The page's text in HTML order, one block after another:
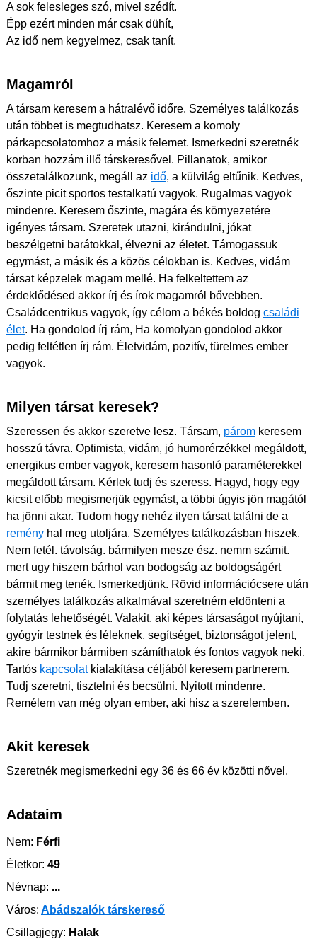
A sok felesleges szó, mivel szédít.
Épp ezért minden már csak dühít,
Az idő nem kegyelmez, csak tanít.
Magamról
A társam keresem a hátralévő időre. Személyes találkozás
után többet is megtudhatsz. Keresem a komoly
párkapcsolatomhoz a másik felemet. Ismerkedni szeretnék
korban hozzám illő társkeresővel. Pillanatok, amikor
összetalálkozunk, megáll az idő, a külvilág eltűnik. Kedves,
őszinte picit sportos testalkatú vagyok. Rugalmas vagyok
mindenre. Keresem őszinte, magára és környezetére
igényes társam. Szeretek utazni, kirándulni, jókat
beszélgetni barátokkal, élvezni az életet. Támogassuk
egymást, a másik és a közös célokban is. Kedves, vidám
társat képzelek magam mellé. Ha felkeltettem az
érdeklődésed akkor írj és írok magamról bővebben.
Családcentrikus vagyok, így célom a békés boldog családi
élet. Ha gondolod írj rám, Ha komolyan gondolod akkor
pedig feltétlen írj rám. Életvidám, pozitív, türelmes ember
vagyok.
Milyen társat keresek?
Szeressen és akkor szeretve lesz. Társam, párom keresem
hosszú távra. Optimista, vidám, jó humorérzékkel megáldott,
energikus ember vagyok, keresem hasonló paraméterekkel
megáldott társam. Kérlek tudj és szeress. Hagyd, hogy egy
kicsit előbb megismerjük egymást, a többi úgyis jön magától
ha jönni akar. Tudom hogy nehéz ilyen társat találni de a
remény hal meg utoljára. Személyes találkozásban hiszek.
Nem fetél. távolság. bármilyen mesze ész. nemm számit.
mert ugy hiszem bárhol van bodogság az boldogságért
bármit meg tenék. Ismerkedjünk. Rövid információcsere után
személyes találkozás alkalmával szeretném eldönteni a
folytatás lehetőségét. Valakit, aki képes társaságot nyújtani,
gyógyír testnek és léleknek, segítséget, biztonságot jelent,
akire bármikor bármiben számíthatok és fontos vagyok neki.
Tartós kapcsolatkialakítása céljából keresem partnerem.
Tudj szeretni, tisztelni és becsülni. Nyitott mindenre.
Remélem van még olyan ember, aki hisz a szerelemben.
Akit keresek
Szeretnék megismerkedni egy 36 és 66 év közötti nővel.
Adataim
Nem: Férfi
Életkor: 49
Névnap: ...
Város: Abádszalók társkereső
Csillagjegy: Halak